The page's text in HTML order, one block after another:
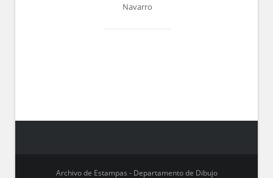
Navarro
Archivo de Estampas - Departamento de Dibujo